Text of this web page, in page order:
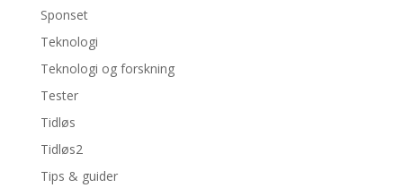
Sponset
Teknologi
Teknologi og forskning
Tester
Tidløs
Tidløs2
Tips & guider